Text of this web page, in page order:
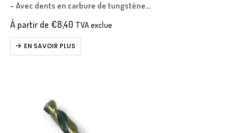
– Avec dents en carbure de tungstène
– Ressort d’éjection de 17 mm
– Pression maximale de perçage 8 mm
– Chaque pièce dans un emballage…
À partir de €8,40 TVA exclue
EN SAVOIR PLUS